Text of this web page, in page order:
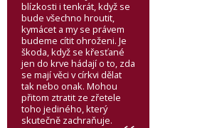
blízkosti i tenkrát, když se
bude všechno hroutit,
kymácet a my se právem
budeme cítit ohroženi. Je
škoda, když se křesťané
jen do krve hádají o to, zda
se mají věci v církvi dělat
tak nebo onak. Mohou
přitom ztratit ze zřetele
toho jediného, který
skutečně zachraňuje.